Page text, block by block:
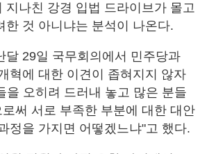
지나친 강경 입법 드라이브가 몰고
한 것 아니냐는 분석이 나온다.
달 29일 국무회의에서 민주당과
혁에 대한 이견이 좁혀지지 않자
을 오히려 드러내 놓고 많은 분들
써 서로 부족한 부분에 대한 대안
정을 가지면 어떻겠느냐"고 했다.